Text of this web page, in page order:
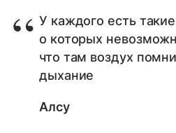
У каждого есть
о которых
что там воздух
дыхание
Алсу